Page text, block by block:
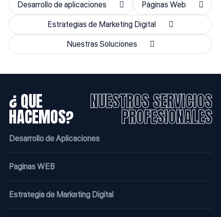
Desarrollo de aplicaciones
Páginas Web
Estrategias de Marketing Digital
Nuestras Soluciones
¿ QUE
HACEMOS?
NUESTROS SERVICIOS
PROFESIONALES
Desarrollo de Aplicaciones
Paginas WEB
Estrategia de Marketing Digital